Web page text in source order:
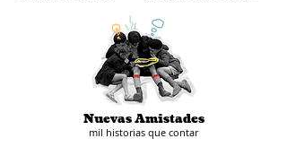
Nuevas Amistades
mil historias que contar